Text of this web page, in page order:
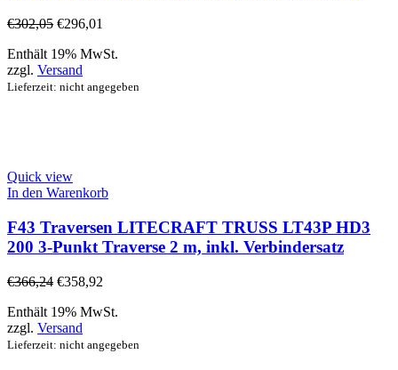
€302,05 €296,01
Enthält 19% MwSt.
zzgl. Versand
Lieferzeit: nicht angegeben
Quick view
In den Warenkorb
F43 Traversen LITECRAFT TRUSS LT43P HD3
200 3-Punkt Traverse 2 m, inkl. Verbindersatz
€366,24 €358,92
Enthält 19% MwSt.
zzgl. Versand
Lieferzeit: nicht angegeben